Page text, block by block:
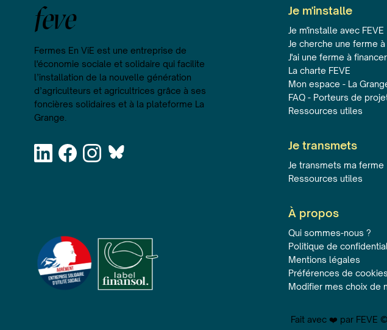
feve
Fermes En ViE est une entreprise de
l'économie sociale et solidaire qui facilite
l’installation de la nouvelle génération
d’agriculteurs et agricultrices grâce à ses
foncières solidaires et à la plateforme La
Grange.
Je m'installe
Je m'installe avec FEVE
Je cherche une ferme
J'ai une ferme à financer
La charte FEVE
Mon espace - La
FAQ - Porteurs de
Ressources utiles
Je transmets
Je transmets ma ferme
Ressources utiles
À propos
Qui sommes-nous ?
Politique de
Mentions légales
Préférences de cookies
Modifier mes choix de
Fait avec ❤️ par FEVE